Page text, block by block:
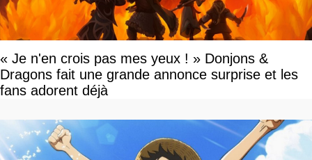
« Je n'en crois pas mes yeux ! » Donjons &
Dragons fait une grande annonce surprise et les
fans adorent déjà